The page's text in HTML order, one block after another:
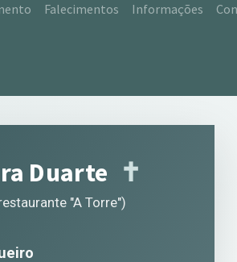
Falecimentos Informações
Duarte ✝︎
"A Torre")